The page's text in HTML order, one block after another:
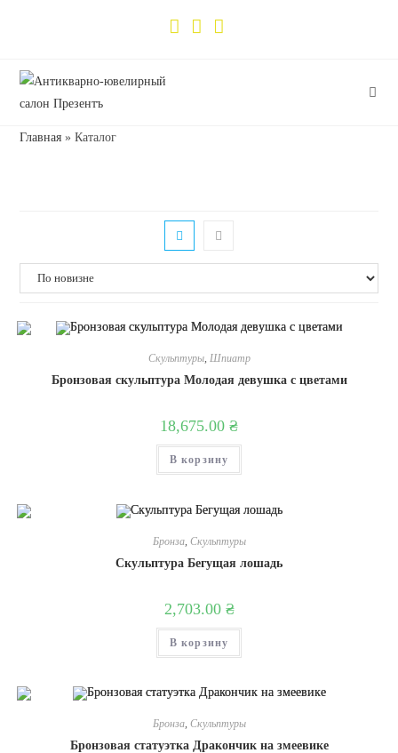
Главная »Каталог
Скульптуры, Шпиатр
Бронзовая скульптура Молодая девушка с цветами
18,675.00 ₴
В корзину
Бронза, Скульптуры
Скульптура Бегущая лошадь
2,703.00 ₴
В корзину
Бронза, Скульптуры
Бронзовая статуэтка Дракончик на змеевике